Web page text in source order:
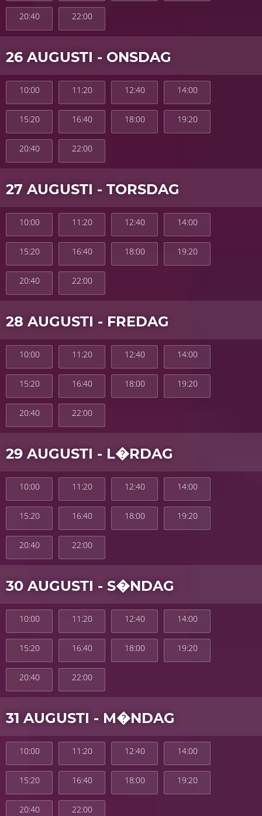
20:40 22:00
26 AUGUSTI - ONSDAG
10:00 11:20 12:40 14:00
15:20 16:40 18:00 19:20
20:40 22:00
27 AUGUSTI - TORSDAG
10:00 11:20 12:40 14:00
15:20 16:40 18:00 19:20
20:40 22:00
28 AUGUSTI - FREDAG
10:00 11:20 12:40 14:00
15:20 16:40 18:00 19:20
20:40 22:00
29 AUGUSTI - L�RDAG
10:00 11:20 12:40 14:00
15:20 16:40 18:00 19:20
20:40 22:00
30 AUGUSTI - S�NDAG
10:00 11:20 12:40 14:00
15:20 16:40 18:00 19:20
20:40 22:00
31 AUGUSTI - M�NDAG
10:00 11:20 12:40 14:00
15:20 16:40 18:00 19:20
20:40 22:00